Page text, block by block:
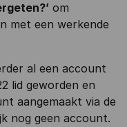
om
met een werkende
al een account
lid geworden en
aangemaakt via de
nog geen account.